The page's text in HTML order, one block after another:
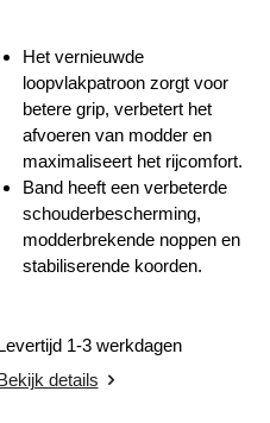
Het vernieuwde
loopvlakpatroon zorgt voor
betere grip, verbetert het
afvoeren van modder en
maximaliseert het rijcomfort.
Band heeft een verbeterde
schouderbescherming,
modderbrekende noppen en
stabiliserende koorden.
1-3 werkdagen
details